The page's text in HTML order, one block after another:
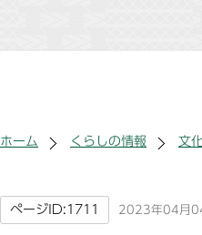
ホーム くらしの情報 文
ページID:1711 2023年04月